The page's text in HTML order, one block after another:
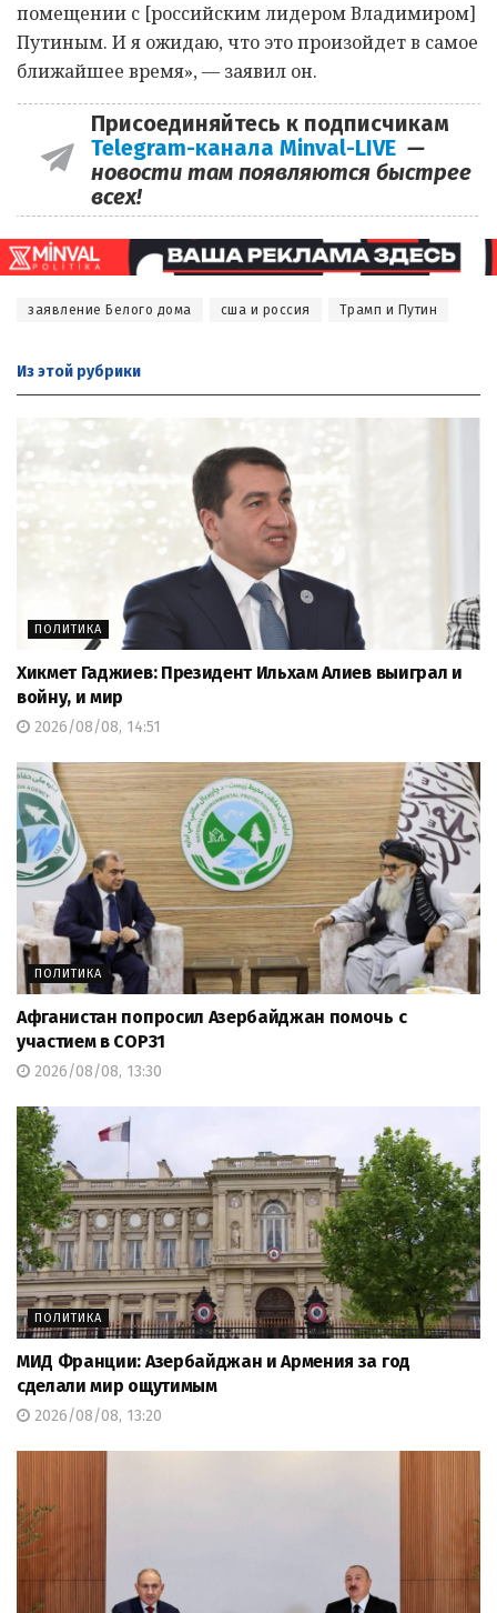
помещении с [российским лидером Владимиром]
Путиным. И я ожидаю, что это произойдет в самое
ближайшее время», — заявил он.
Присоединяйтесь к подписчикам
Telegram-канала Minval-LIVE —
новости там появляются быстрее
всех!
заявление Белого дома сша и россия Трамп и Путин
Из этой рубрики
ПОЛИТИКА
Хикмет Гаджиев: Президент Ильхам Алиев выиграл и
войну, и мир
2026/08/08, 14:51
ПОЛИТИКА
Афганистан попросил Азербайджан помочь с
участием в COP31
2026/08/08, 13:30
ПОЛИТИКА
МИД Франции: Азербайджан и Армения за год
сделали мир ощутимым
2026/08/08, 13:20